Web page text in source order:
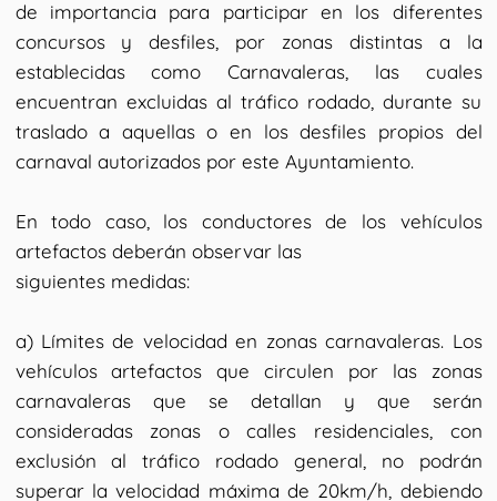
de importancia para participar en los diferentes
concursos y desfiles, por zonas distintas a la
establecidas como Carnavaleras, las cuales
encuentran excluidas al tráfico rodado, durante su
traslado a aquellas o en los desfiles propios del
carnaval autorizados por este Ayuntamiento.
En todo caso, los conductores de los vehículos
artefactos deberán observar las
siguientes medidas:
a) Límites de velocidad en zonas carnavaleras. Los
vehículos artefactos que circulen por las zonas
carnavaleras que se detallan y que serán
consideradas zonas o calles residenciales, con
exclusión al tráfico rodado general, no podrán
superar la velocidad máxima de 20km/h, debiendo